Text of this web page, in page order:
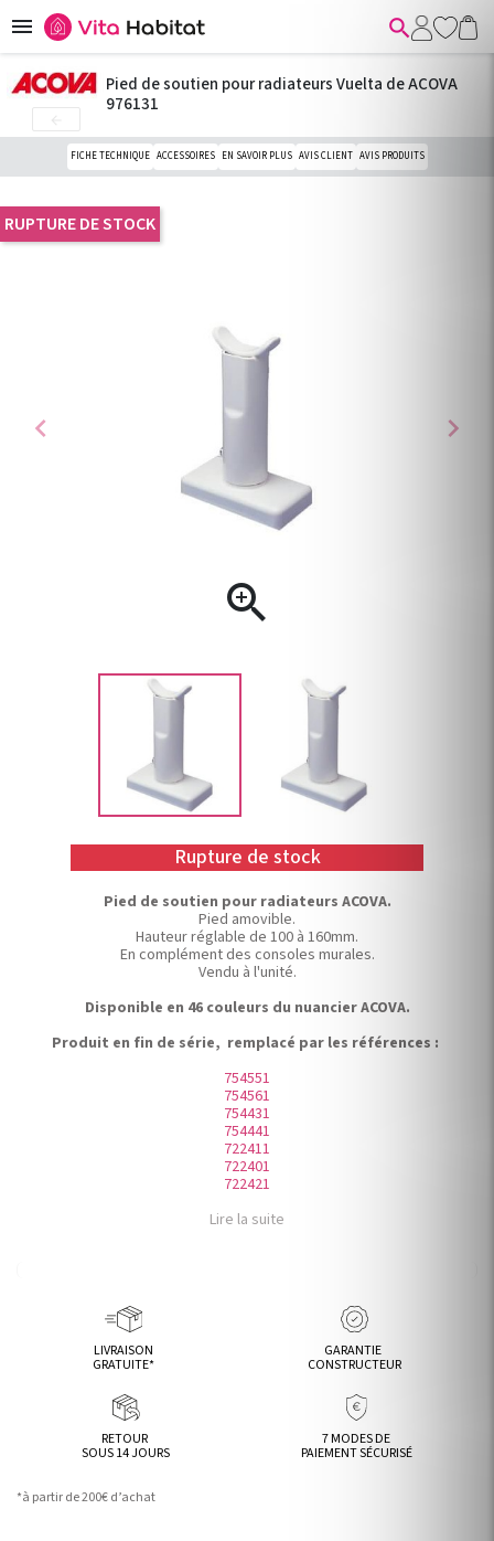
 
RUPTURE DE STOCK
chevron_left

chevron_right
Pied de soutien pour radiateurs Vuelta de ACOVA
976131
FICHE TECHNIQUE ACCESSOIRES EN SAVOIR PLUS AVIS CLIENT AVIS PRODUITS
Rupture de stock
Pied de soutien pour radiateurs ACOVA.
Pied amovible.
Hauteur réglable de 100 à 160mm.
En complément des consoles murales.
Vendu à l'unité.
Disponible en 46 couleurs du nuancier ACOVA.
Produit en fin de série, remplacé par les références :
754551
754561
754431
754441
722411
722401
722421
Lire la suite
LIVRAISON
GRATUITE*
GARANTIE
CONSTRUCTEUR
RETOUR
SOUS 14 JOURS
7 MODES DE
PAIEMENT SÉCURISÉ
*à partir de 200€ d’achat